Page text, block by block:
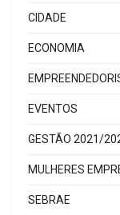
CIDADE
ECONOMIA
EVENTOS
GESTÃO 2021/
MULHERES
SEBRAE